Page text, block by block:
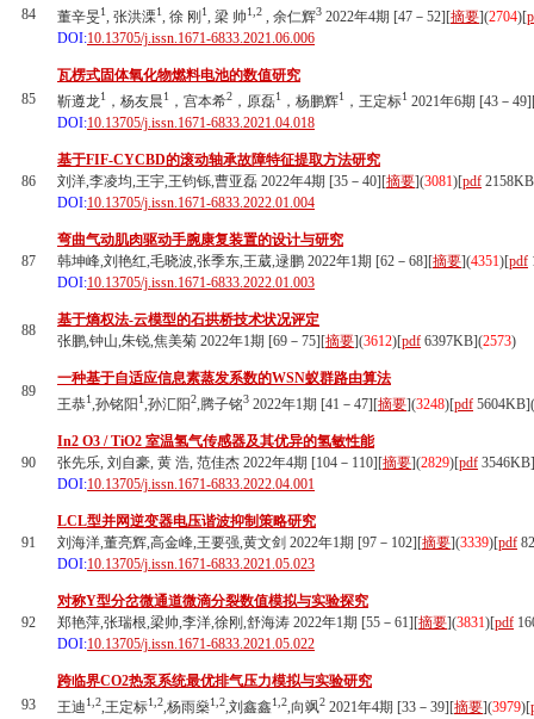
84
董辛旻1, 张洪溧1, 徐 刚 1, 梁 帅1,2 , 余仁辉3 2022年4期 [47－52][摘要](2704)[
DOI:10.13705/j.issn.1671-6833.2021.06.006
85
瓦楞式固体氧化物燃料电池的数值研究
靳遵龙1 ，杨友晨1 ，宫本希2 ，原磊1 ，杨鹏辉1 ，王定标1 2021年6期 [43－
DOI:10.13705/j.issn.1671-6833.2021.04.018
86
基于FIF-CYCBD的滚动轴承故障特征提取方法研究
刘洋,李凌均,王宇,王钧铄,曹亚磊 2022年4期 [35－40][摘要](3081)[pdf
DOI:10.13705/j.issn.1671-6833.2022.01.004
87
弯曲气动肌肉驱动手腕康复装置的设计与研究
韩坤峰,刘艳红,毛晓波,张季东,王葳,逯鹏 2022年1期 [62－68][摘要](4351)[pdf
DOI:10.13705/j.issn.1671-6833.2022.01.003
88
基于熵权法-云模型的石拱桥技术状况评定
张鹏,钟山,朱锐,焦美菊 2022年1期 [69－75][摘要](3612)[pdf 6397KB](2573)
89
一种基于自适应信息素蒸发系数的WSN蚁群路由算法
王恭1,孙铭阳 1,孙汇阳2,腾子铭3 2022年1期 [41－47][摘要](3248)[pdf 5604KB](
90
In2 O3 / TiO2 室温氢气传感器及其优异的氢敏性能
张先乐, 刘自豪, 黄 浩, 范佳杰 2022年4期 [104－110][摘要](2829)[pdf 3546KB]
DOI:10.13705/j.issn.1671-6833.2022.04.001
91
LCL型并网逆变器电压谐波抑制策略研究
刘海洋,董亮辉,高金峰,王要强,黄文剑 2022年1期 [97－102][摘要](3339)[pdf
DOI:10.13705/j.issn.1671-6833.2021.05.023
92
对称Y型分岔微通道微滴分裂数值模拟与实验探究
郑艳萍,张瑞根,梁帅,李洋,徐刚,舒海涛 2022年1期 [55－61][摘要](3831)[pdf
DOI:10.13705/j.issn.1671-6833.2021.05.022
93
跨临界CO2热泵系统最优排气压力模拟与实验研究
王迪1,2,王定标1,2,杨雨燊1,2,刘鑫鑫1,2,向飒2 2021年4期 [33－39][摘要](3979)[